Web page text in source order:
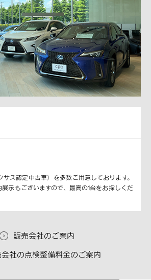
ス認定中古車）を多数ご用意しております。
示もございますので、最高の1台をお探しくだ
販売会社のご案内
会社の点検整備料金のご案内